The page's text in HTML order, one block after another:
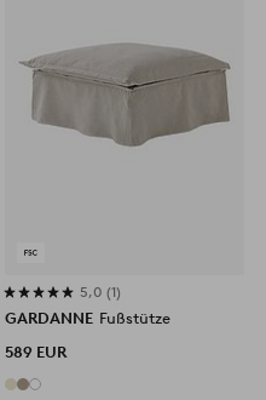
5,0 1
GARDANNE Fußstütze
589 EUR